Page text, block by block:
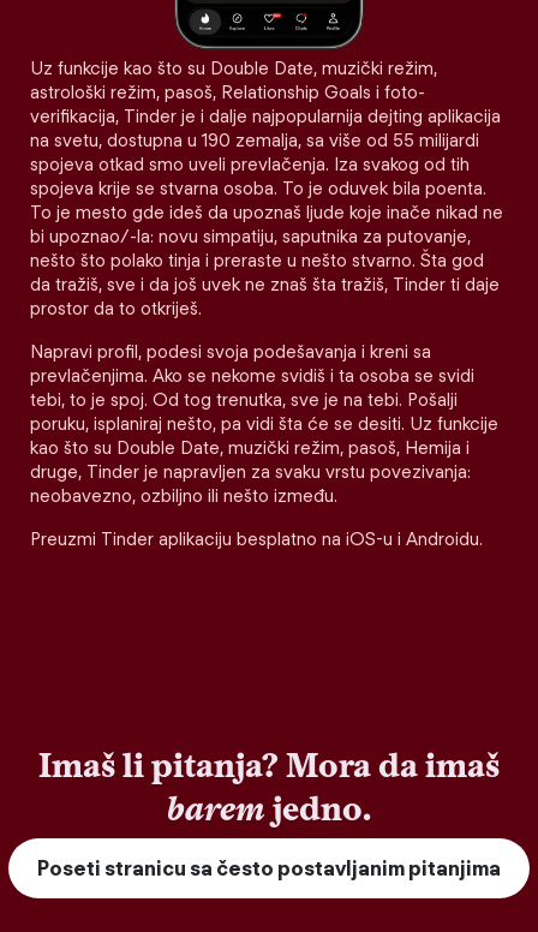
Uz funkcije kao što su Double Date, muzički režim,
astrološki režim, pasoš, Relationship Goals i foto-
verifikacija, Tinder je i dalje najpopularnija dejting aplikacija
na svetu, dostupna u 190 zemalja, sa više od 55 milijardi
spojeva otkad smo uveli prevlačenja. Iza svakog od tih
spojeva krije se stvarna osoba. To je oduvek bila poenta.
To je mesto gde ideš da upoznaš ljude koje inače nikad ne
bi upoznao/-la: novu simpatiju, saputnika za putovanje,
nešto što polako tinja i preraste u nešto stvarno. Šta god
da tražiš, sve i da još uvek ne znaš šta tražiš, Tinder ti daje
prostor da to otkriješ.
Napravi profil, podesi svoja podešavanja i kreni sa
prevlačenjima. Ako se nekome svidiš i ta osoba se svidi
tebi, to je spoj. Od tog trenutka, sve je na tebi. Pošalji
poruku, isplaniraj nešto, pa vidi šta će se desiti. Uz funkcije
kao što su Double Date, muzički režim, pasoš, Hemija i
druge, Tinder je napravljen za svaku vrstu povezivanja:
neobavezno, ozbiljno ili nešto između.
Preuzmi Tinder aplikaciju besplatno na iOS-u i Androidu.
Imaš li pitanja? Mora da imaš
baremjedno.
Poseti stranicu sa često postavljanim pitanjima